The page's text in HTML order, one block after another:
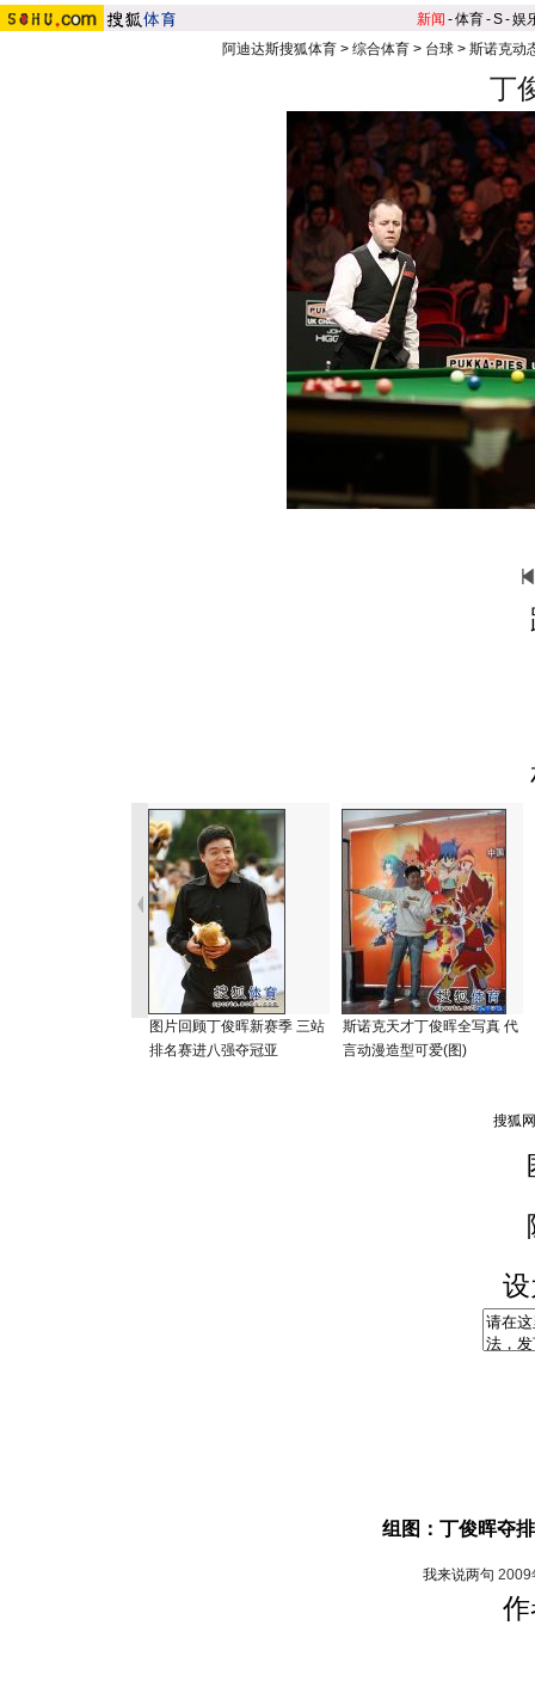
新闻 -体育-S-娱
阿迪达斯搜狐体育 > 综合体育 > 台球 > 斯诺克动
丁
图片回顾丁俊晖新赛季 三站
排名赛进八强夺冠亚
斯诺克天才丁俊晖全写真 代
言动漫造型可爱(图)
组图：丁俊晖夺
我来说两句 2009